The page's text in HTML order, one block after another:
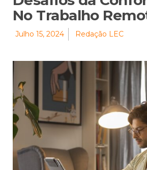
No Trabalho
Julho 15, 2024 Redação LEC